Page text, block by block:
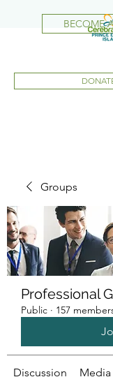
BECOME
Groups
Professional
Public · 157
Discussion Media